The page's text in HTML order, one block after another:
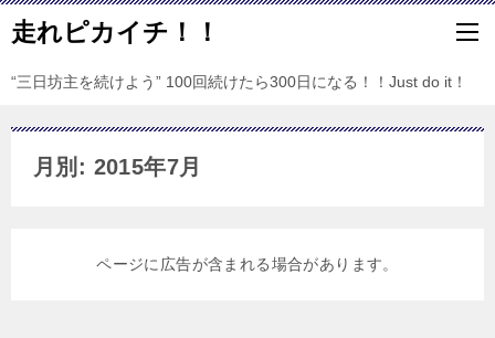
走れピカイチ！！
“三日坊主を続けよう” 100回続けたら300日になる！！Just do it！
月別: 2015年7月
ページに広告が含まれる場合があります。